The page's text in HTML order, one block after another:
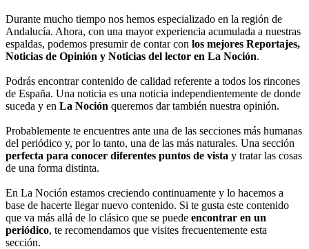
Durante mucho tiempo nos hemos especializado en la región de
Andalucía. Ahora, con una mayor experiencia acumulada a nuestras
espaldas, podemos presumir de contar con los mejores Reportajes,
Noticias de Opinión y Noticias del lector en La Noción.
Podrás encontrar contenido de calidad referente a todos los rincones
de España. Una noticia es una noticia independientemente de donde
suceda y en La Noción queremos dar también nuestra opinión.
Probablemente te encuentres ante una de las secciones más humanas
del periódico y, por lo tanto, una de las más naturales. Una sección
perfecta para conocer diferentes puntos de vista y tratar las cosas
de una forma distinta.
En La Noción estamos creciendo continuamente y lo hacemos a
base de hacerte llegar nuevo contenido. Si te gusta este contenido
que va más allá de lo clásico que se puede encontrar en un
periódico, te recomendamos que visites frecuentemente esta
sección.